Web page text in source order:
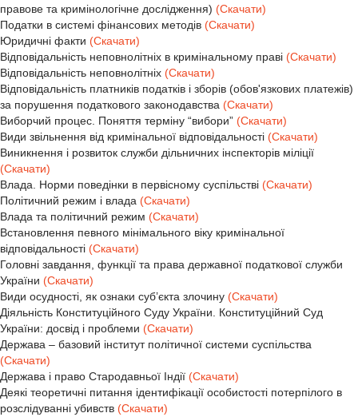
правове та кримінологічне дослідження) (Скачати)
Податки в системі фінансових методів (Скачати)
Юридичні факти (Скачати)
Відповідальність неповнолітніх в кримінальному праві (Скачати)
Відповідальність неповнолітніх (Скачати)
Відповідальність платників податків і зборів (обов'язкових платежів)
за порушення податкового законодавства (Скачати)
Виборчий процес. Поняття терміну “вибори” (Скачати)
Види звільнення від кримінальної відповідальності (Скачати)
Виникнення і розвиток служби дільничних інспекторів міліції
(Скачати)
Влада. Норми поведінки в первісному суспільстві (Скачати)
Політичний режим і влада (Скачати)
Влада та політичний режим (Скачати)
Встановлення певного мінімального віку кримінальної
відповідальності (Скачати)
Головні завдання, функції та права державної податкової служби
України (Скачати)
Види осудності, як ознаки суб’єкта злочину (Скачати)
Діяльність Конституційного Суду України. Конституційний Суд
України: досвід і проблеми (Скачати)
Держава – базовий інститут політичної системи суспільства
(Скачати)
Держава і право Стародавньої Індії (Скачати)
Деякі теоретичні питання ідентифікації особистості потерпілого в
розслідуванні убивств (Скачати)